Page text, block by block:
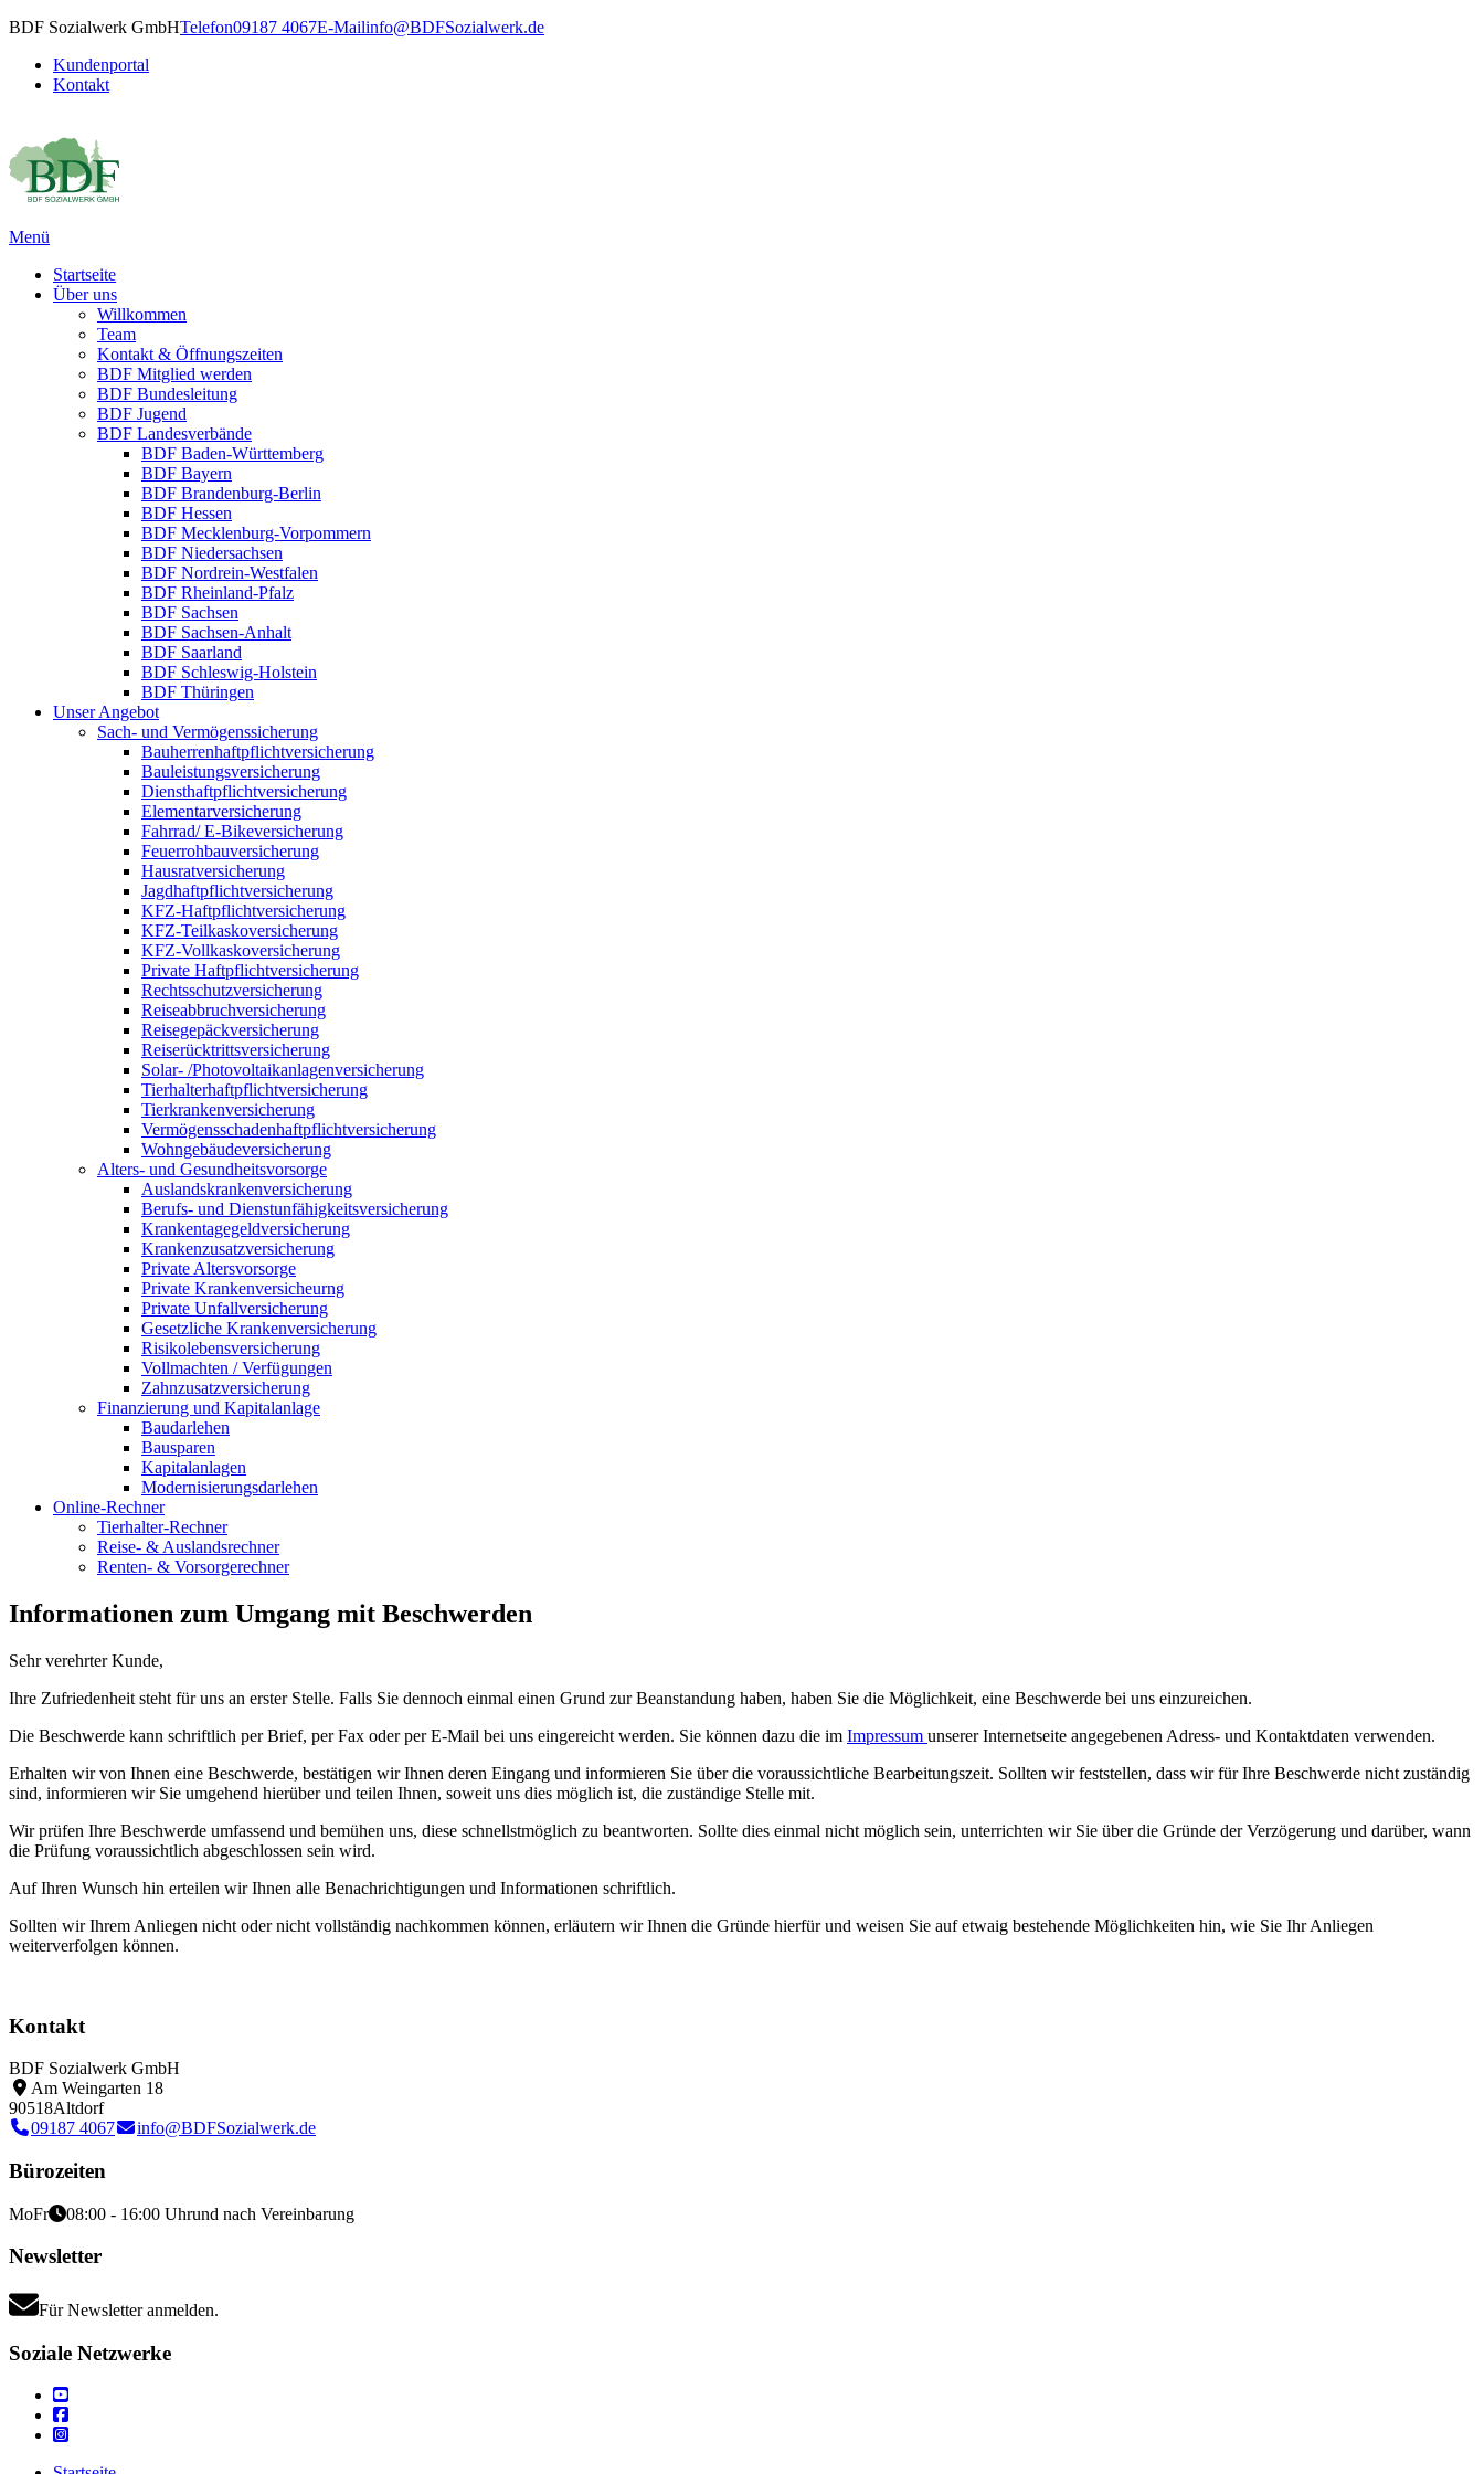
BDF Sozialwerk GmbHTelefon09187 4067E-Mailinfo@BDFSozialwerk.de
Kundenportal
Kontakt
Menü
Startseite
Über uns
Willkommen
Team
Kontakt & Öffnungszeiten
BDF Mitglied werden
BDF Bundesleitung
BDF Jugend
BDF Landesverbände
BDF Baden-Württemberg
BDF Bayern
BDF Brandenburg-Berlin
BDF Hessen
BDF Mecklenburg-Vorpommern
BDF Niedersachsen
BDF Nordrein-Westfalen
BDF Rheinland-Pfalz
BDF Sachsen
BDF Sachsen-Anhalt
BDF Saarland
BDF Schleswig-Holstein
BDF Thüringen
Unser Angebot
Sach- und Vermögenssicherung
Bau­herren­haft­pflichtversicherung
Bauleistungsversicherung
Diensthaftpflichtversicherung
Elementarversicherung
Fahrrad/ E-Bikeversicherung
Feuerrohbauversicherung
Hausratversicherung
Jagdhaftpflichtversicherung
KFZ-Haftpflichtversicherung
KFZ-Teilkaskoversicherung
KFZ-Vollkaskoversicherung
Private Haftpflichtversicherung
Rechtsschutzversicherung
Reiseabbruchversicherung
Reisegepäckversicherung
Reiserücktrittsversicherung
Solar- /Photovoltaikanlagenversicherung
Tierhalterhaftpflichtversicherung
Tierkrankenversicherung
Vermögensschadenhaftpflichtversicherung
Wohngebäudeversicherung
Alters- und Gesundheitsvorsorge
Auslandskrankenversicherung
Berufs- und Dienstunfähigkeitsversicherung
Krankentagegeldversicherung
Krankenzusatzversicherung
Private Altersvorsorge
Private Krankenversicheurng
Private Unfallversicherung
Gesetzliche Krankenversicherung
Risikolebensversicherung
Vollmachten / Verfügungen
Zahnzusatzversicherung
Finanzierung und Kapitalanlage
Baudarlehen
Bausparen
Kapitalanlagen
Modernisierungsdarlehen
Online-Rechner
Tierhalter-Rechner
Reise- & Auslandsrechner
Renten- & Vorsorgerechner
Informationen zum Umgang mit Beschwerden
Sehr verehrter Kunde,
Ihre Zufriedenheit steht für uns an erster Stelle. Falls Sie dennoch einmal einen Grund zur Beanstandung haben, haben Sie die Möglichkeit, eine Beschwerde bei uns einzureichen.
Die Beschwerde kann schriftlich per Brief, per Fax oder per E-Mail bei uns eingereicht werden. Sie können dazu die im Impressum unserer Internetseite angegebenen Adress- und Kontaktdaten verwenden.
Erhalten wir von Ihnen eine Beschwerde, bestätigen wir Ihnen deren Eingang und informieren Sie über die voraussichtliche Bearbeitungszeit. Sollten wir feststellen, dass wir für Ihre Beschwerde nicht zuständig
sind, informieren wir Sie umgehend hierüber und teilen Ihnen, soweit uns dies möglich ist, die zuständige Stelle mit.
Wir prüfen Ihre Beschwerde umfassend und bemühen uns, diese schnellstmöglich zu beantworten. Sollte dies einmal nicht möglich sein, unterrichten wir Sie über die Gründe der Verzögerung und darüber, wann
die Prüfung voraussichtlich abgeschlossen sein wird.
Auf Ihren Wunsch hin erteilen wir Ihnen alle Benachrichtigungen und Informationen schriftlich.
Sollten wir Ihrem Anliegen nicht oder nicht vollständig nachkommen können, erläutern wir Ihnen die Gründe hierfür und weisen Sie auf etwaig bestehende Möglichkeiten hin, wie Sie Ihr Anliegen
weiterverfolgen können.
Kontakt
BDF Sozialwerk GmbH
Am Weingarten 18
90518Altdorf
09187 4067
info@BDFSozialwerk.de
Bürozeiten
MoFr 08:00 - 16:00 Uhrund nach Vereinbarung
Newsletter
Für Newsletter anmelden.
Soziale Netzwerke